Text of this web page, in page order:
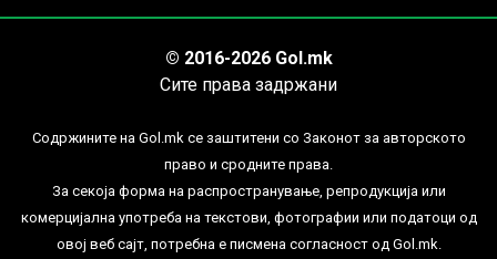
© 2016-2026 Gol.mk
Сите права задржани
Содржините на Gol.mk се заштитени со Законот за авторското
право и сродните права.
За секоја форма на распространување, репродукција или
комерцијална употреба на текстови, фотографии или податоци од
овој веб сајт, потребна е писмена согласност од Gol.mk.